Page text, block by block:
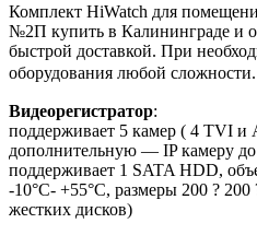
Комплект HiWatch для
№2П купить в Калининграде и
быстрой доставкой. При
оборудования любой сложности.
Видеорегистратор:
поддерживает 5 камер ( 4 TVI
дополнительную — IP камеру
поддерживает 1 SATA HDD,
-10°C- +55°C, размеры 200 ? 200
жестких дисков)